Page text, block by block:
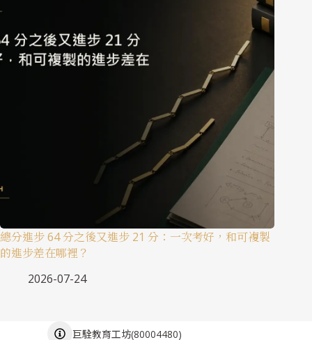
總分進步 64 分之後又進步 21 分：一次考好，和可複製
的進步差在哪裡？
2026-07-24
巨駩教育工坊(80004480)